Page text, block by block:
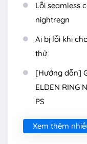
Lỗi seamless
nightregn
Ai bị lỗi khi
thử
[Hướng dẫn]
ELDEN RING
PS
Xem thêm